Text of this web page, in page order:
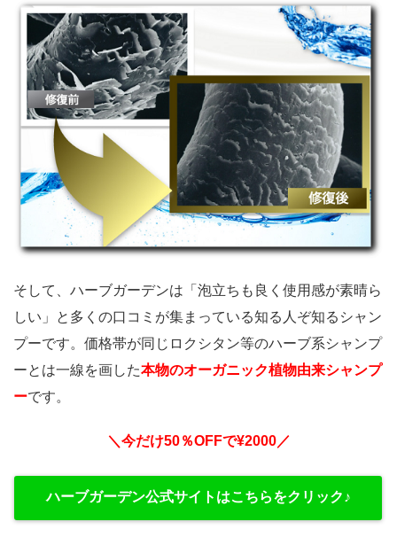
そして、ハーブガーデンは「泡立ちも良く使用感が素晴ら
しい」と多くの口コミが集まっている知る人ぞ知るシャン
プーです。価格帯が同じロクシタン等のハーブ系シャンプ
ーとは一線を画した本物のオーガニック植物由来シャンプ
ーです。
＼今だけ50％OFFで¥2000／
ハーブガーデン公式サイトはこちらをクリック♪